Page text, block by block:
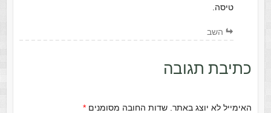
טיסה.
השב
כתיבת תגובה
האימייל לא יוצג באתר. שדות החובה מסומנים *